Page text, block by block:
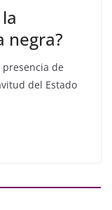
negra?
de
del Estado